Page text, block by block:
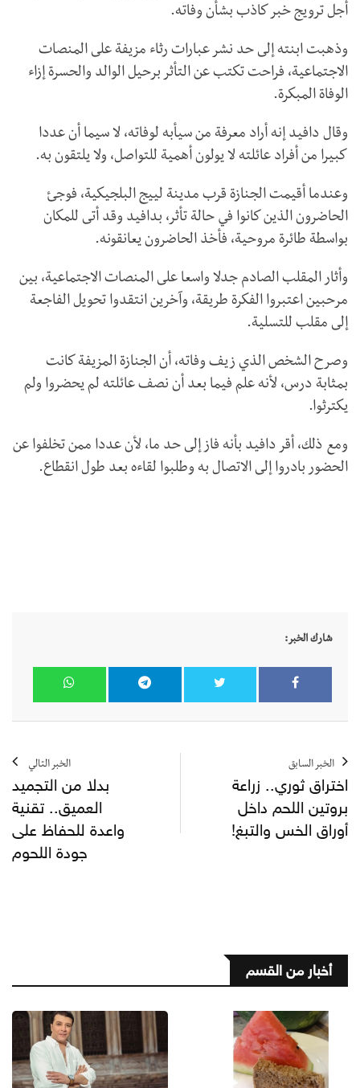
أجل ترويج خبر كاذب بشأن وفاته.
وذهبت ابنته إلى حد نشر عبارات رثاء مزيفة على المنصات
الاجتماعية، فراحت تكتب عن التأثر برحيل الوالد والحسرة إزاء
الوفاة المبكرة.
وقال دافيد إنه أراد معرفة من سيأبه لوفاته، لا سيما أن عددا
كبيرا من أفراد عائلته لا يولون أهمية للتواصل، ولا يلتقون به.
وعندما أقيمت الجنازة قرب مدينة لييج البلجيكية، فوجئ
الحاضرون الذين كانوا في حالة تأثر، بدافيد وقد أتى للمكان
بواسطة طائرة مروحية، فأخذ الحاضرون يعانقونه.
وأثار المقلب الصادم جدلا واسعا على المنصات الاجتماعية، بين
مرحبين اعتبروا الفكرة طريقة، وآخرين انتقدوا تحويل الفاجعة
إلى مقلب للتسلية.
وصرح الشخص الذي زيف وفاته، أن الجنازة المزيفة كانت
بمثابة درس، لأنه علم فيما بعد أن نصف عائلته لم يحضروا ولم
يكترثوا.
ومع ذلك، أقر دافيد بأنه فاز إلى حد ما، لأن عددا ممن تخلفوا عن
الحضور بادروا إلى الاتصال به وطلبوا لقاءه بعد طول انقطاع.
شارك الخبر:
الخبر السابق
اختراق ثوري.. زراعة
بروتين اللحم داخل
أوراق الخس والتبغ!
الخبر التالي
بدلا من التجميد
العميق.. تقنية
واعدة للحفاظ على
جودة اللحوم
أخبار من القسم